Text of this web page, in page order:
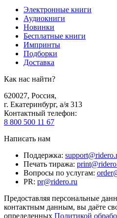
Электронные книги
Аудиокниги
Новинки
Бесплатные книги
Импринты
Подборки
Доставка
Как нас найти?
620027, Россия,
г. Екатеринбург, а/я 313
Контактный телефон:
8 800 500 11 67
Написать нам
Поддержка:
Печать тиража:
Вопросы по услугам:
PR: pr@ridero.ru
Предоставляя персональные
контактным данным, вы даёте
определенных Политикой